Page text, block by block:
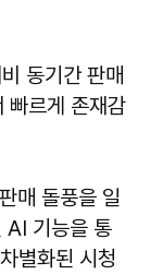
동기간 판매
르게 존재감
매 돌풍을 일
AI 기능을 통
별화된 시청